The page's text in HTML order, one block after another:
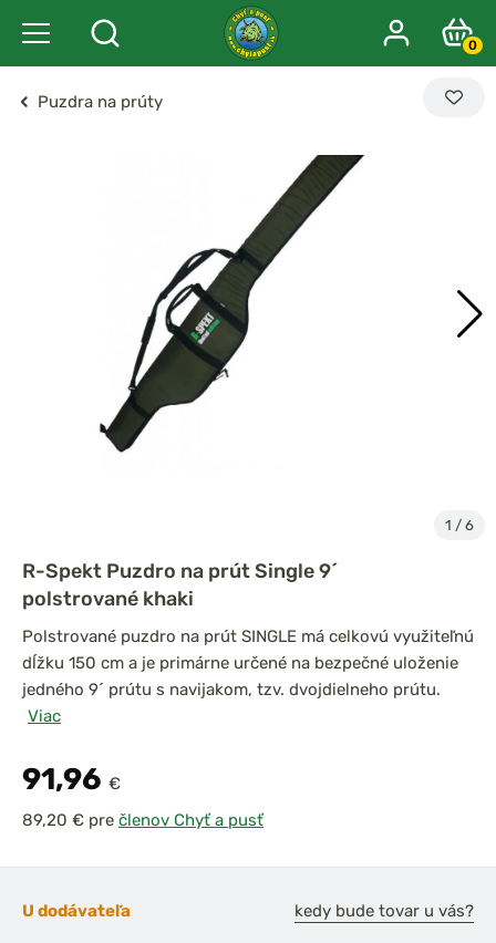
0
Puzdra na prúty
1 / 6
R-Spekt Puzdro na prút Single 9´
polstrované khaki
Polstrované puzdro na prút SINGLE má celkovú využiteľnú
dĺžku 150 cm a je primárne určené na bezpečné uloženie
jedného 9´ prútu s navijakom, tzv. dvojdielneho prútu.
Viac
91,96 €
pre členov Chyť a pusť
U dodávateľa kedy bude tovar u vás?